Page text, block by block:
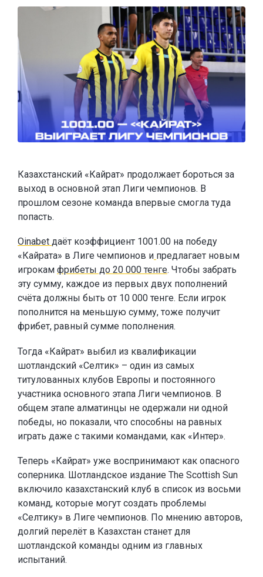
Казахстанский «Кайрат» продолжает бороться за
выход в основной этап Лиги чемпионов. В
прошлом сезоне команда впервые смогла туда
попасть.
Oinabet даёт коэффициент 1001.00 на победу
«Кайрата» в Лиге чемпионов и предлагает новым
игрокам фрибеты до 20 000 тенге. Чтобы забрать
эту сумму, каждое из первых двух пополнений
счёта должны быть от 10 000 тенге. Если игрок
пополнится на меньшую сумму, тоже получит
фрибет, равный сумме пополнения.
Тогда «Кайрат» выбил из квалификации
шотландский «Селтик» – один из самых
титулованных клубов Европы и постоянного
участника основного этапа Лиги чемпионов. В
общем этапе алматинцы не одержали ни одной
победы, но показали, что способны на равных
играть даже с такими командами, как «Интер».
Теперь «Кайрат» уже воспринимают как опасного
соперника. Шотландское издание The Scottish Sun
включило казахстанский клуб в список из восьми
команд, которые могут создать проблемы
«Селтику» в Лиге чемпионов. По мнению авторов,
долгий перелёт в Казахстан станет для
шотландской команды одним из главных
испытаний.